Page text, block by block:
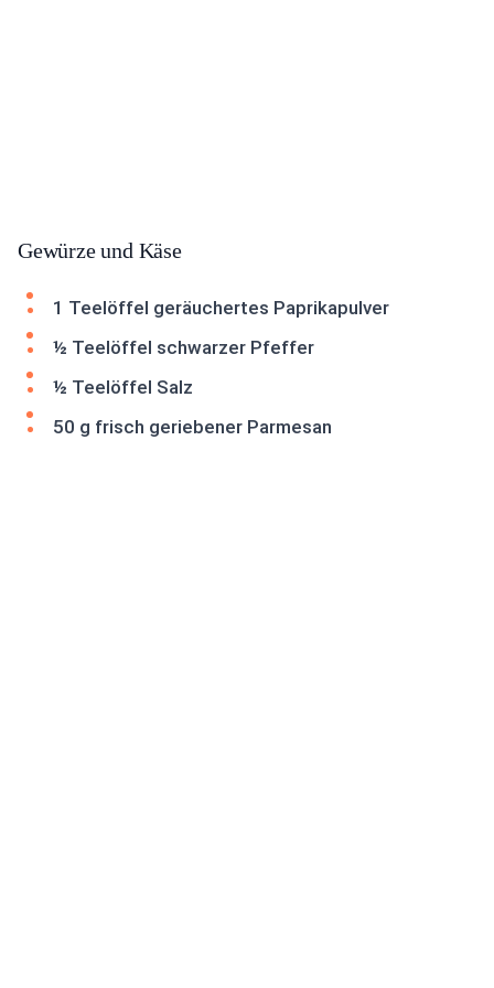
Gewürze und Käse
1 Teelöffel geräuchertes Paprikapulver
½ Teelöffel schwarzer Pfeffer
½ Teelöffel Salz
50 g frisch geriebener Parmesan